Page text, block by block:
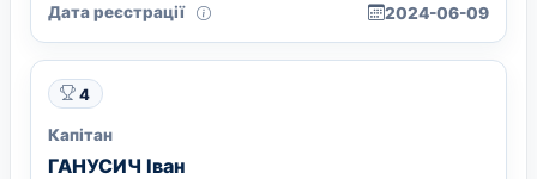
Дата реєстрації 2024-06-09
4
Капітан
ГАНУСИЧ Іван